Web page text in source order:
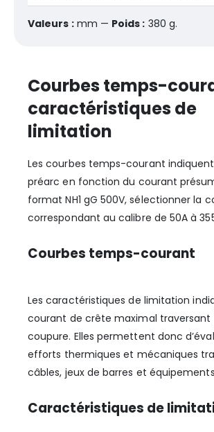
Valeurs :mm — Poids : 380 g.
Courbes temps-
caractéristiques de
limitation
Les courbes temps-courant
préarc en fonction du courant
format NH1 gG 500V, sélectionner la
correspondant au calibre de 50A à
Courbes temps-courant
Les caractéristiques de limitation
courant de crête maximal traversant
coupure. Elles permettent donc
efforts thermiques et mécaniques
câbles, jeux de barres et
Caractéristiques de